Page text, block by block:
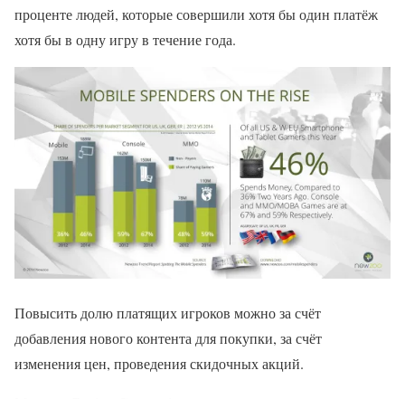
проценте людей, которые совершили хотя бы один платёж
хотя бы в одну игру в течение года.
Повысить долю платящих игроков можно за счёт
добавления нового контента для покупки, за счёт
изменения цен, проведения скидочных акций.